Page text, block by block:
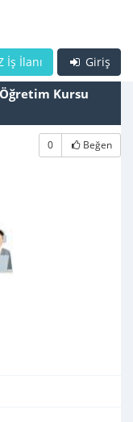
Giriş
İş İlanı
Kursu
0 Beğen